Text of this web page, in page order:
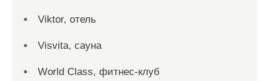
Viktor, отель
Visvita, сауна
World Class, фитнес-клуб